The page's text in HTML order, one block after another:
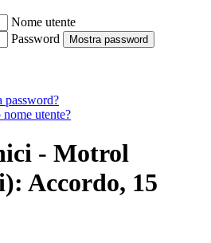
Nome utente
Password
Mostra password
password?
utente?
- Motrol
Accordo, 15